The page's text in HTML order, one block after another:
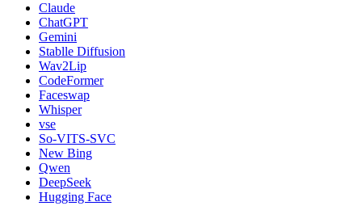
Claude
ChatGPT
Gemini
Stablle Diffusion
Wav2Lip
CodeFormer
Faceswap
Whisper
vse
So-VITS-SVC
New Bing
Qwen
DeepSeek
Hugging Face